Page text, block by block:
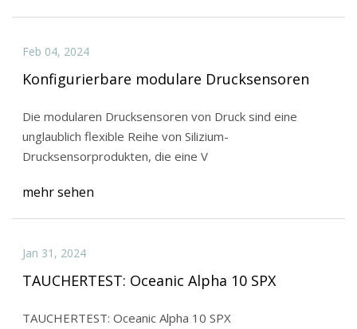
Feb 04, 2024
Konfigurierbare modulare Drucksensoren
Die modularen Drucksensoren von Druck sind eine
unglaublich flexible Reihe von Silizium-
Drucksensorprodukten, die eine V
mehr sehen
Jan 31, 2024
TAUCHERTEST: Oceanic Alpha 10 SPX
TAUCHERTEST: Oceanic Alpha 10 SPX